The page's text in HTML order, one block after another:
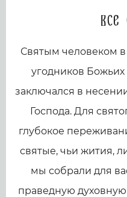
Все
Святым человеком
угодников
заключался в
Господа. Для
глубокое
святые, чьи жития,
мы собрали для
праведную